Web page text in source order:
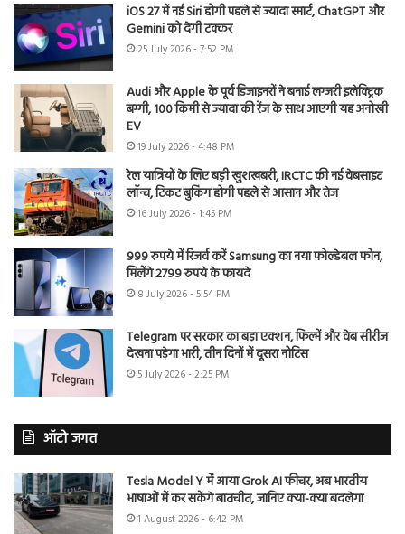
iOS 27 में नई Siri होगी पहले से ज्यादा स्मार्ट, ChatGPT और
Gemini को देगी टक्कर
25 July 2026 - 7:52 PM
Audi और Apple के पूर्व डिजाइनरों ने बनाई लग्जरी इलेक्ट्रिक
बग्गी, 100 किमी से ज्यादा की रेंज के साथ आएगी यह अनोखी
EV
19 July 2026 - 4:48 PM
रेल यात्रियों के लिए बड़ी खुशखबरी, IRCTC की नई वेबसाइट
लॉन्च, टिकट बुकिंग होगी पहले से आसान और तेज
16 July 2026 - 1:45 PM
999 रुपये में रिजर्व करें Samsung का नया फोल्डेबल फोन,
मिलेंगे 2799 रुपये के फायदे
8 July 2026 - 5:54 PM
Telegram पर सरकार का बड़ा एक्शन, फिल्में और वेब सीरीज
देखना पड़ेगा भारी, तीन दिनों में दूसरा नोटिस
5 July 2026 - 2:25 PM
ऑटो जगत
Tesla Model Y में आया Grok AI फीचर, अब भारतीय
भाषाओं में कर सकेंगे बातचीत, जानिए क्या-क्या बदलेगा
1 August 2026 - 6:42 PM